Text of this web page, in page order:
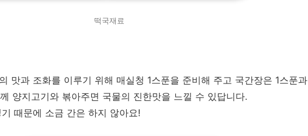
떡국재료
맛과 조화를 이루기 위해 매실청 1스푼을 준비해 주고 국간장은 1스푼과
양지고기와 볶아주면 국물의 진한맛을 느낄 수 있답니다.
때문에 소금 간은 하지 않아요!